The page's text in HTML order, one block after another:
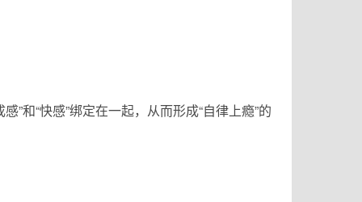
”和“快感”绑定在一起，从而形成“自律上瘾”的